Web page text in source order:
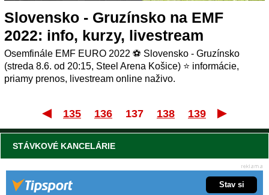
Slovensko - Gruzínsko na EMF
2022: info, kurzy, livestream
Osemfinále EMF EURO 2022 ⚽ Slovensko - Gruzínsko
(streda 8.6. od 20:15, Steel Arena Košice) ⭐ informácie,
priamy prenos, livestream online naživo.
Prvý
135 136 137 138 139
STÁVKOVÉ KANCELÁRIE
Stav si